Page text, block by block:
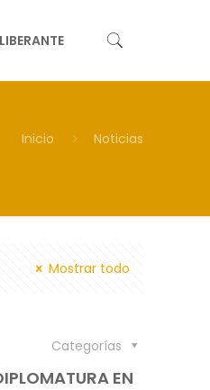
Inicio Noticias
Mostrar todo
Categorías
EN